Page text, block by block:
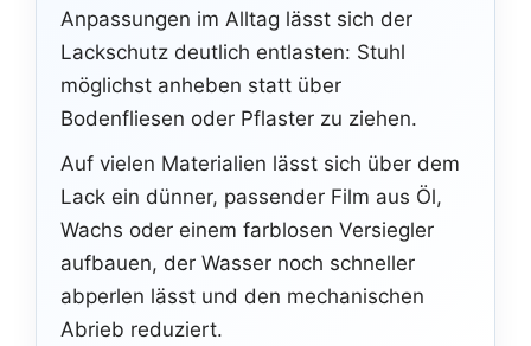
Anpassungen im Alltag lässt sich der
Lackschutz deutlich entlasten: Stuhl
möglichst anheben statt über
Bodenfliesen oder Pflaster zu ziehen.
Auf vielen Materialien lässt sich über dem
Lack ein dünner, passender Film aus Öl,
Wachs oder einem farblosen Versiegler
aufbauen, der Wasser noch schneller
abperlen lässt und den mechanischen
Abrieb reduziert.